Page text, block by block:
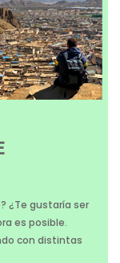
¿Te gustaría ser
es posible.
con distintas